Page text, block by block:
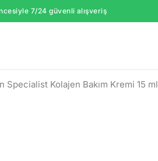
7/24 güvenli alışveriş
Kolajen Bakım Kremi 15 ml